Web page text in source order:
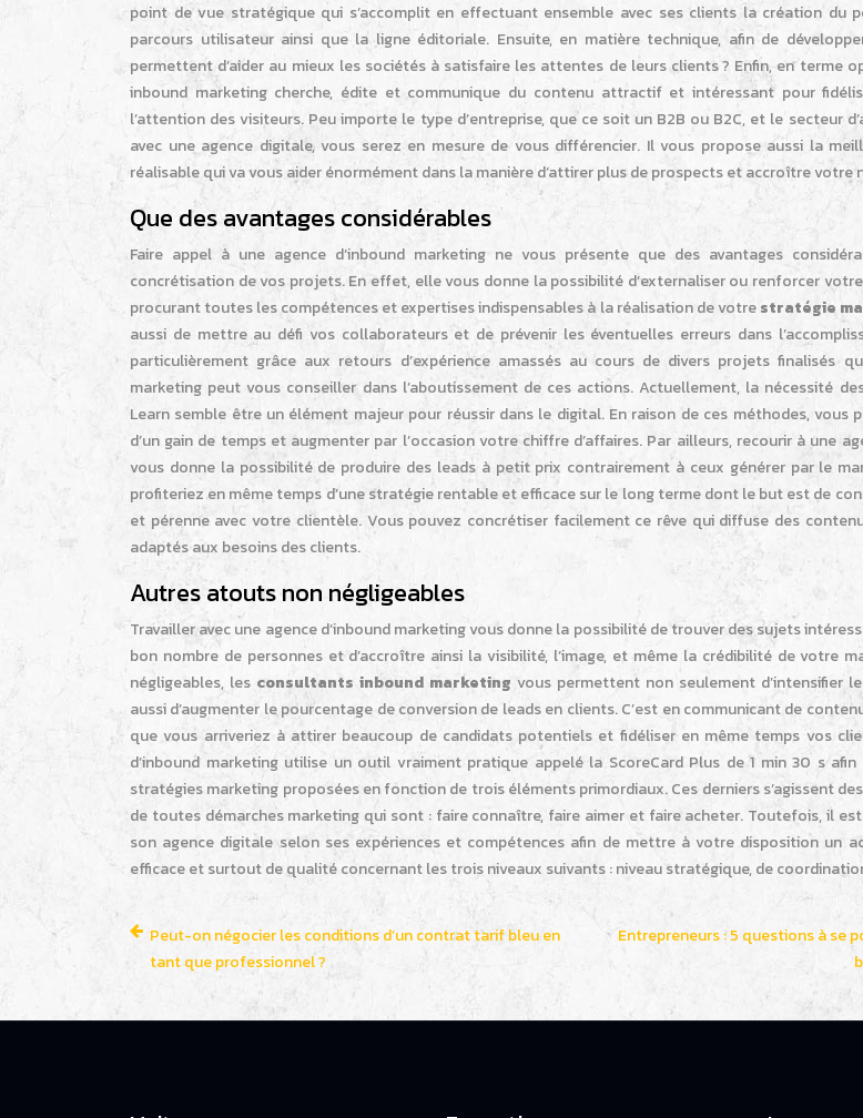
point de vue stratégique qui s’accomplit en effectuant ensemble avec ses clients la création du
parcours utilisateur ainsi que la ligne éditoriale. Ensuite, en matière technique, afin de
permettent d’aider au mieux les sociétés à satisfaire les attentes de leurs clients ? Enfin, en terme
inbound marketing cherche, édite et communique du contenu attractif et intéressant pour
l’attention des visiteurs. Peu importe le type d’entreprise, que ce soit un B2B ou B2C, et le secteur
avec une agence digitale, vous serez en mesure de vous différencier. Il vous propose aussi la
réalisable qui va vous aider énormément dans la manière d’attirer plus de prospects et accroître votre
Que des avantages considérables
Faire appel à une agence d’inbound marketing ne vous présente que des avantages
concrétisation de vos projets. En effet, elle vous donne la possibilité d’externaliser ou renforcer
procurant toutes les compétences et expertises indispensables à la réalisation de votrestratégie
aussi de mettre au défi vos collaborateurs et de prévenir les éventuelles erreurs dans
particulièrement grâce aux retours d’expérience amassés au cours de divers projets finalisés
marketing peut vous conseiller dans l’aboutissement de ces actions. Actuellement, la nécessité
Learn semble être un élément majeur pour réussir dans le digital. En raison de ces méthodes, vous
d’un gain de temps et augmenter par l’occasion votre chiffre d’affaires. Par ailleurs, recourir à une
vous donne la possibilité de produire des leads à petit prix contrairement à ceux générer par le
profiteriez en même temps d’une stratégie rentable et efficace sur le long terme dont le but est de
et pérenne avec votre clientèle. Vous pouvez concrétiser facilement ce rêve qui diffuse des
adaptés aux besoins des clients.
Autres atouts non négligeables
Travailler avec une agence d’inbound marketing vous donne la possibilité de trouver des sujets
bon nombre de personnes et d’accroître ainsi la visibilité, l’image, et même la crédibilité de votre
négligeables, les consultants inbound marketing vous permettent non seulement d’intensifier
aussi d’augmenter le pourcentage de conversion de leads en clients. C’est en communicant de
que vous arriveriez à attirer beaucoup de candidats potentiels et fidéliser en même temps vos
d’inbound marketing utilise un outil vraiment pratique appelé la ScoreCard Plus de 1 min 30 s afin
stratégies marketing proposées en fonction de trois éléments primordiaux. Ces derniers s’agissent
de toutes démarches marketing qui sont : faire connaître, faire aimer et faire acheter. Toutefois, il
son agence digitale selon ses expériences et compétences afin de mettre à votre disposition un
efficace et surtout de qualité concernant les trois niveaux suivants : niveau stratégique, de
Peut-on négocier les conditions d’un contrat tarif bleu en
tant que professionnel ?
Entrepreneurs : 5 questions à se